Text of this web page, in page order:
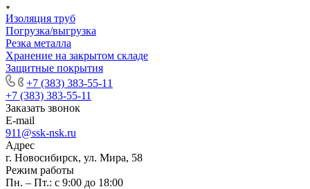
Изоляция труб
Погрузка/выгрузка
Резка металла
Хранение на закрытом складе
Защитные покрытия
+7 (383) 383-55-11
+7 (383) 383-55-11
Заказать звонок
E-mail
911@ssk-nsk.ru
Адрес
г. Новосибирск, ул. Мира, 58
Режим работы
Пн. – Пт.: с 9:00 до 18:00